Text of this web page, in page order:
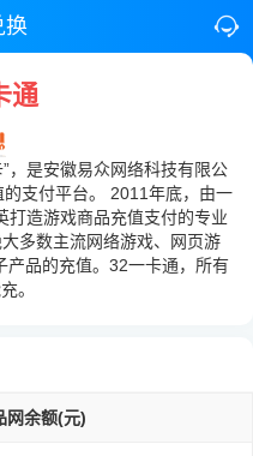
换
通
，是安徽易众网络科技有限公
支付平台。 2011年底，由一
打造游戏商品充值支付的专业
多数主流网络游戏、网页游
产品的充值。32一卡通，所有
。
网余额(元)